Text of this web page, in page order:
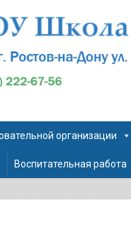
организации
Воспитательная работа